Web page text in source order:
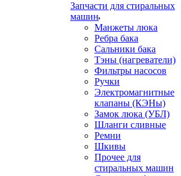
Запчасти для стиральных
машин
Манжеты люка
Ребра бака
Сальники бака
Тэны (нагреватели)
Фильтры насосов
Ручки
Электромагнитные
клапаны (КЭНы)
Замок люка (УБЛ)
Шланги сливные
Ремни
Шкивы
Прочее для
стиральных машин